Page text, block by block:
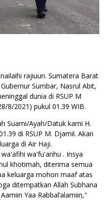
rajiuun. Sumatera Barat
Sumbar, Nasrul Abit,
dunia di RSUP M
8/2021) pukul 01.39 WIB.
Suami/Ayah/Datuk kami H.
di RSUP M. Djamil. Akan
di Air Haji.
wa'fu'anhu . Insya
khotimah, diterima semua
keluarga mohon maaf atas
ditempatkan Allah Subhana
Yaa Rabbal’alamiin,"